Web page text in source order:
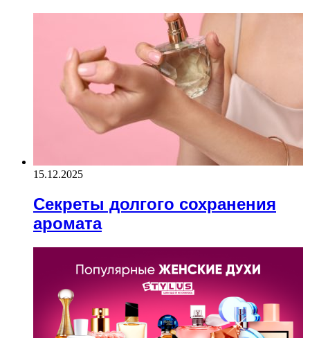
15.12.2025
Секреты долгого сохранения
аромата